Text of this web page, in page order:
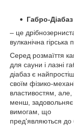
Габро-Діабаз
– це
вулканічна гірська
Серед розмаїття
для сауни і лазні
діабаз є
своїм фізико-
властивостям,
менш, задовольняє
вимогам, що
пред'являються до